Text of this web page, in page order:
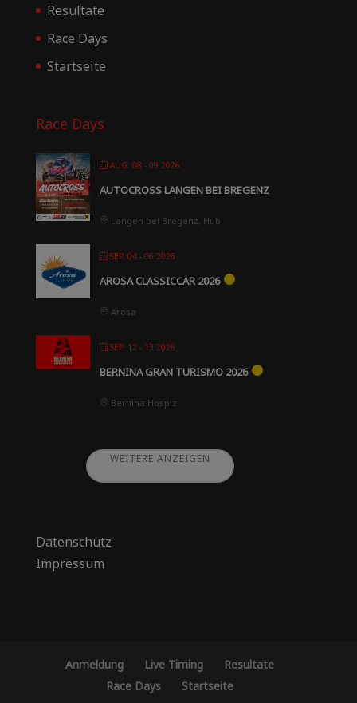
Resultate
Race Days
Startseite
Race Days
AUG. 08 - 09 2026
AUTOCROSS LANGEN BEI BREGENZ
Langen bei Bregenz, Hub
SEP. 04 - 06 2026
AROSA CLASSICCAR 2026
Arosa
SEP. 12 - 13 2026
BERNINA GRAN TURISMO 2026
Bernina Hospiz
WEITERE ANZEIGEN
Datenschutz
Impressum
Anmeldung Live Timing
Resultate
Race Days
Startseite